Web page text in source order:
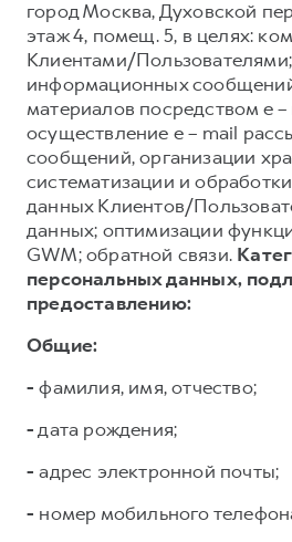
город Москва, Духовской
этаж 4, помещ. 5, в целях:
Клиентами/
информационных
материалов посредством e
осуществление e – mail
сообщений, организации
систематизации и
данных Клиентов/
данных; оптимизации
GWM; обратной связи.
персональных данных,
предоставлению:
Общие:
- фамилия, имя, отчество;
-дата рождения;
- адрес электронной почты;
- номер мобильного